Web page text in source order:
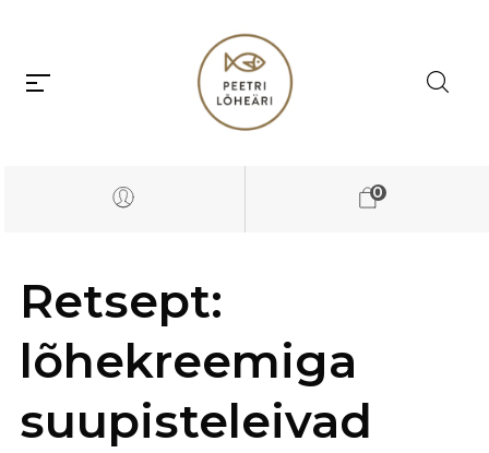
0
Retsept:
lõhekreemiga
suupisteleivad